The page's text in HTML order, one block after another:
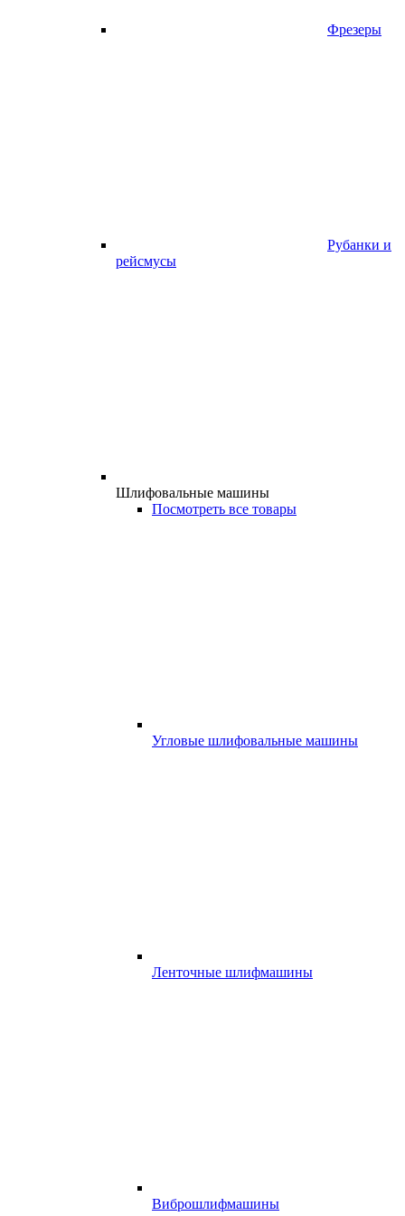
Фрезеры
Рубанки и
рейсмусы
Шлифовальные машины
Посмотреть все товары
Угловые шлифовальные машины
Ленточные шлифмашины
Виброшлифмашины